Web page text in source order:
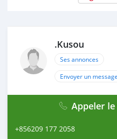
.Kusou
Ses annonces
Envoyer un message
Appeler
+856209 177 2058